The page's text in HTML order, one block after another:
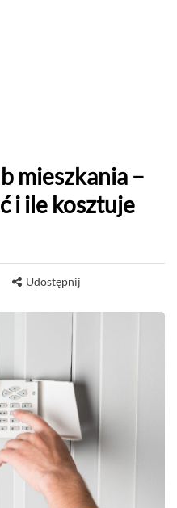
mieszkania –
i ile kosztuje
Udostępnij